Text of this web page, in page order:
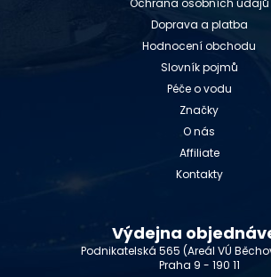
Ochrana osobních údajů
Doprava a platba
Hodnocení obchodu
Slovník pojmů
Péče o vodu
Značky
O nás
Affiliate
Kontakty
Výdejna
Podnikatelská 565 (Areál VÚ
Praha 9 - 190 11